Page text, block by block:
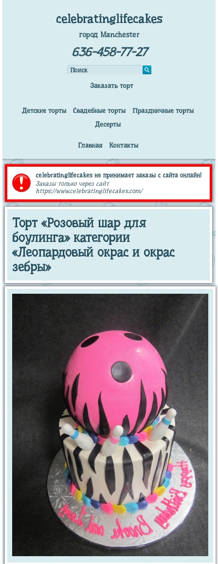
celebratinglifecakes
город Manchester
636-458-77-27
Заказать торт
Детские торты Свадебные торты
Праздничные торты
Десерты
Главная Контакты
celebratinglifecakes не принимает заказы с сайта онлайн!
Заказы только через сайт
https://www.celebratinglifecakes.com/
Торт «Розовый шар для
боулинга» категории
«Леопардовый окрас и окрас
зебры»